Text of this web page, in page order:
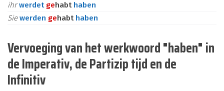
ihrwerdet gehabt haben
Siewerden gehabt haben
Vervoeging van het werkwoord "haben" in
de Imperativ, de Partizip tijd en de
Infinitiv